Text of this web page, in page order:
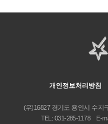
개인정보처리방침
(우)16827 경기도 용인시 수지
TEL: 031-285-1178 E-